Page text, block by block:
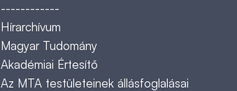
------------
Hírarchívum
Magyar Tudomány
Akadémiai Értesítő
Az MTA testületeinek állásfoglalásai